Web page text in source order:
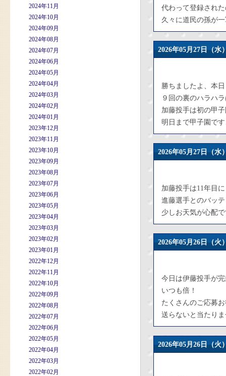
2024年11月
2024年10月
2024年09月
2024年08月
2024年07月
2024年06月
2024年05月
2024年04月
2024年03月
2024年02月
2024年01月
2023年12月
2023年11月
2023年10月
2023年09月
2023年08月
2023年07月
2023年06月
2023年05月
2023年04月
2023年03月
2023年02月
2023年01月
2022年12月
2022年11月
2022年10月
2022年09月
2022年08月
2022年07月
2022年06月
2022年05月
2022年04月
2022年03月
2022年02月
代わって登録され
久々に道民の孫が
2026年05月27日
勝ちましたよ、本
９回の裏のハラハ
加藤投手は初の甲
明日まで甲子園で
2026年05月27日
加藤投手は11年目
進藤選手とのバッ
少しお天気が心配
2026年05月26日
今日は伊藤投手が
いつも倍！
たくさんのご応募
送らないと当たり
2026年05月26日